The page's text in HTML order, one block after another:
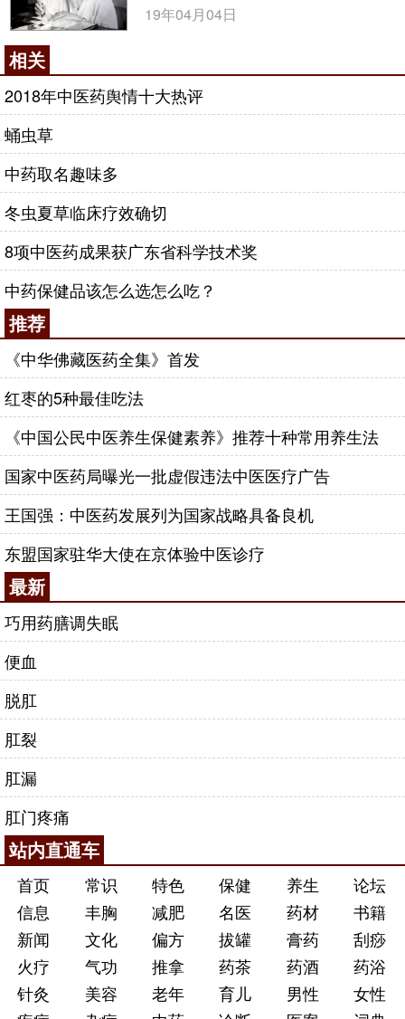
19年04月04日
相关
2018年中医药舆情十大热评
蛹虫草
中药取名趣味多
冬虫夏草临床疗效确切
8项中医药成果获广东省科学技术奖
中药保健品该怎么选怎么吃？
推荐
《中华佛藏医药全集》首发
红枣的5种最佳吃法
《中国公民中医养生保健素养》推荐十种常用养生法
国家中医药局曝光一批虚假违法中医医疗广告
王国强：中医药发展列为国家战略具备良机
东盟国家驻华大使在京体验中医诊疗
最新
巧用药膳调失眠
便血
脱肛
肛裂
肛漏
肛门疼痛
站内直通车
首页 常识 特色 保健 养生
论坛
信息
丰胸 减肥 名医 药材
书籍
新闻
文化 偏方 拔罐 膏药
刮痧
火疗
气功 推拿 药茶 药酒
药浴
针灸
美容 老年 育儿 男性
女性